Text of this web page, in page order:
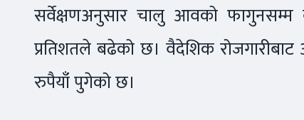
सर्वेक्षणअनुसार चालु आवको फागुनसम्म
प्रतिशतले बढेको छ। वैदेशिक
रुपैयाँ पुगेको छ।